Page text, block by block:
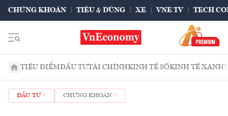
CHỨNG KHOÁN TIÊU & DÙNG XE VNE TV TECH
TIÊU ĐIỂMĐẦU TƯTÀI CHÍNHKINH TẾ SỐKINH TẾ XANH
ĐẦU TƯ CHỨNG KHOÁN